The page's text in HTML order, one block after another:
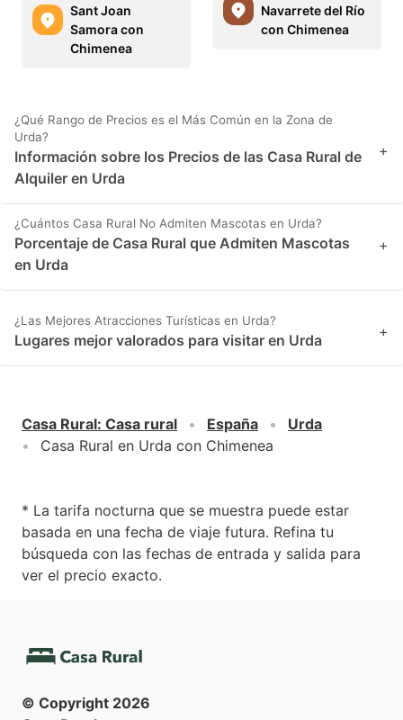
Sant Joan
Samora con
Chimenea
Navarrete del Río
con Chimenea
¿Qué Rango de Precios es el Más Común en la Zona de
Urda?
Información sobre los Precios de las Casa Rural de
Alquiler en Urda
+
¿Cuántos Casa Rural No Admiten Mascotas en Urda?
Porcentaje de Casa Rural que Admiten Mascotas
en Urda
+
¿Las Mejores Atracciones Turísticas en Urda?
Lugares mejor valorados para visitar en Urda +
Casa Rural: Casa rural España
Urda
Casa Rural en Urda con Chimenea
* La tarifa nocturna que se muestra puede estar
basada en una fecha de viaje futura. Refina tu
búsqueda con las fechas de entrada y salida para
ver el precio exacto.
© Copyright 2026